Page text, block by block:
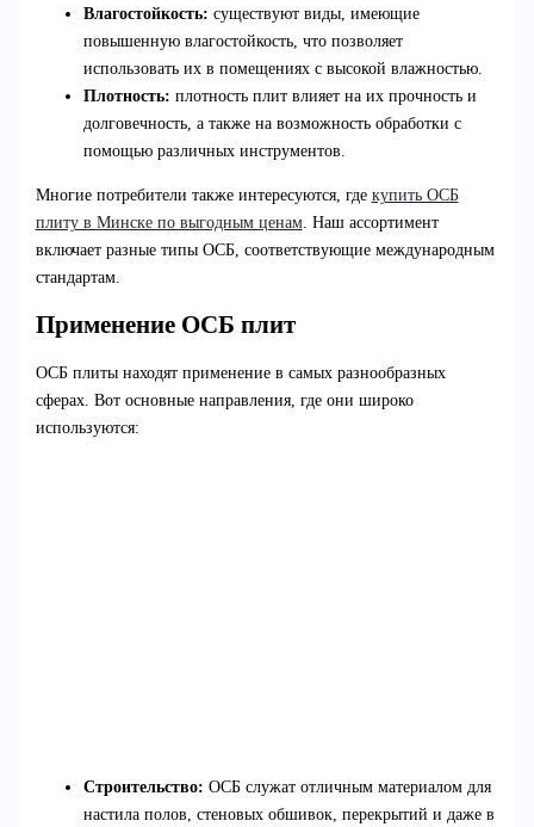
Влагостойкость: существуют виды, имеющие
повышенную влагостойкость, что позволяет
использовать их в помещениях с высокой влажностью.
Плотность: плотность плит влияет на их прочность и
долговечность, а также на возможность обработки с
помощью различных инструментов.
Многие потребители также интересуются, где купить ОСБ
плиту в Минске по выгодным ценам. Наш ассортимент
включает разные типы ОСБ, соответствующие международным
стандартам.
Применение ОСБ плит
ОСБ плиты находят применение в самых разнообразных
сферах. Вот основные направления, где они широко
используются:
Строительство: ОСБ служат отличным материалом для
настила полов, стеновых обшивок, перекрытий и даже в